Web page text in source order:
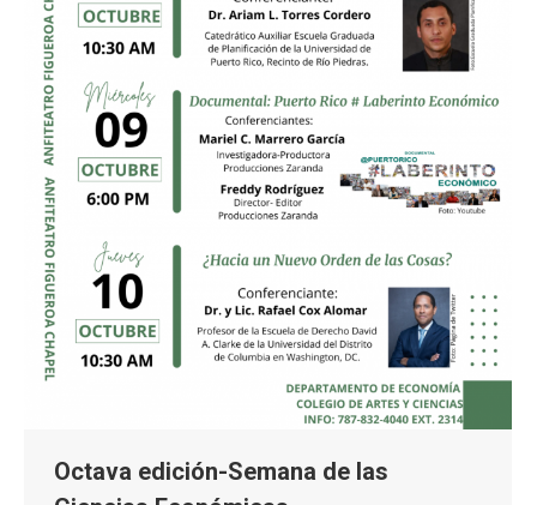
Octava edición-Semana de las